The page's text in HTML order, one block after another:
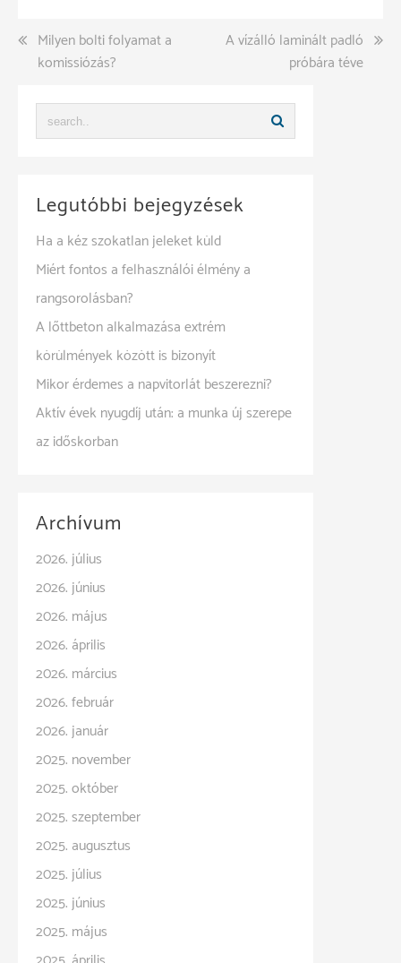
Bejegyzés
navigáció
Milyen bolti folyamat a
komissiózás?
A vízálló laminált padló
próbára téve
Legutóbbi bejegyzések
Ha a kéz szokatlan jeleket küld
Miért fontos a felhasználói élmény a
rangsorolásban?
A lőttbeton alkalmazása extrém
körülmények között is bizonyít
Mikor érdemes a napvitorlát beszerezni?
Aktív évek nyugdíj után: a munka új szerepe
az időskorban
Archívum
2026. július
2026. június
2026. május
2026. április
2026. március
2026. február
2026. január
2025. november
2025. október
2025. szeptember
2025. augusztus
2025. július
2025. június
2025. május